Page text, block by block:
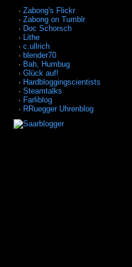
· Zabong's Flickr
· Zabong on Tumblr
· Doc Schorsch
· Lithe
· c.ullrich
· blender70
· Bah, Humbug
· Glück auf!
· Hardbloggingscientists
· Steamtalks
· Farliblog
· RRuegger Uhrenblog